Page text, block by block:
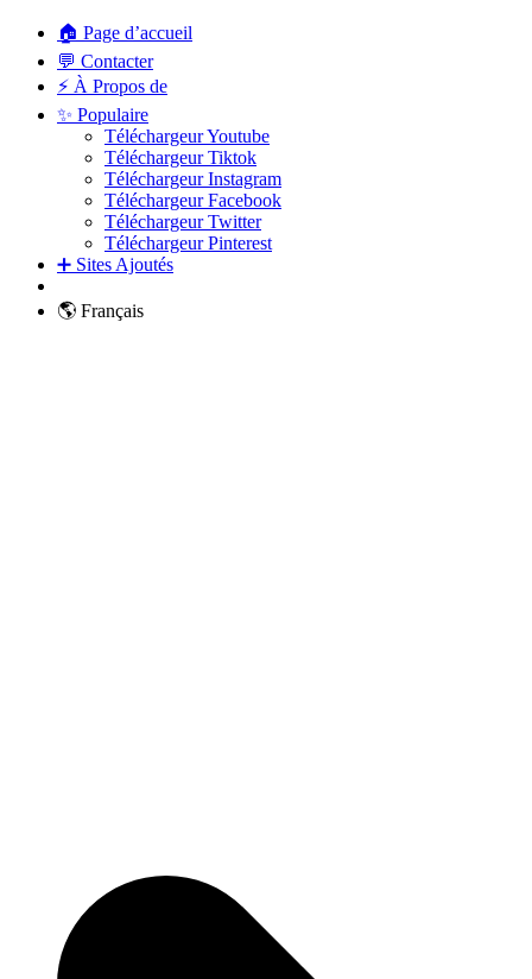
🏠 Page d’accueil
💬 Contacter
⚡ À Propos de
✨ Populaire
Téléchargeur Youtube
Téléchargeur Tiktok
Téléchargeur Instagram
Téléchargeur Facebook
Téléchargeur Twitter
Téléchargeur Pinterest
➕ Sites Ajoutés
🌎 Français